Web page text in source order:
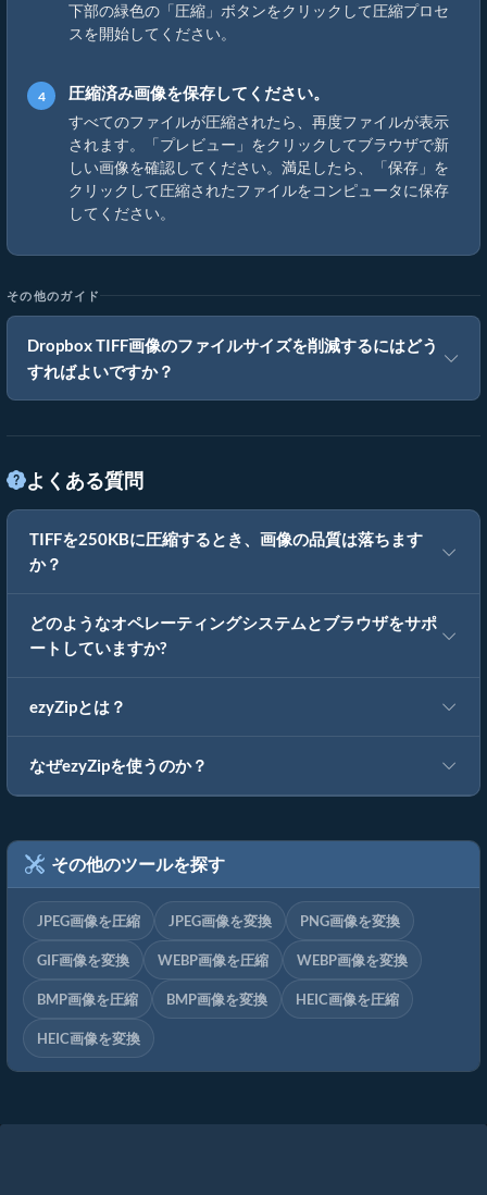
下部の緑色の「圧縮」ボタンをクリックして圧縮プロセ
スを開始してください。
圧縮済み画像を保存してください。
すべてのファイルが圧縮されたら、再度ファイルが表示
されます。「プレビュー」をクリックしてブラウザで新
しい画像を確認してください。満足したら、「保存」を
クリックして圧縮されたファイルをコンピュータに保存
してください。
その他のガイド
Dropbox TIFF画像のファイルサイズを削減するにはどう
すればよいですか？
よくある質問
TIFFを250KBに圧縮するとき、画像の品質は落ちます
か？
どのようなオペレーティングシステムとブラウザをサポ
ートしていますか?
ezyZipとは？
なぜezyZipを使うのか？
その他のツールを探す
JPEG画像を圧縮 JPEG画像を変換 PNG画像を変換
GIF画像を変換 WEBP画像を圧縮 WEBP画像を変換
BMP画像を圧縮 BMP画像を変換 HEIC画像を圧縮
HEIC画像を変換